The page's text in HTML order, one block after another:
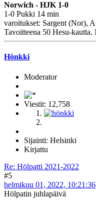
Norwich - HJK 1-0
1-0 Pukki 14 min
varoitukset: Sargent (Nor),
Tavoitteena 50 Hesu-kautta.
Hönkki
Moderator
Viestit: 12,758
Sijainti: Helsinki
Kirjattu
Re: Hölpatti 2021-2022
#5
helmikuu 01, 2022, 10:21:36
Hölpatin juhlapäivä